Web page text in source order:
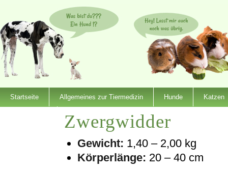
Startseite Allgemeines zur Tiermedizin Hunde Katzen
Zwergwidder
Gewicht: 1,40 – 2,00 kg
Körperlänge: 20 – 40 cm